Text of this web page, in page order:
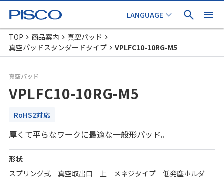
TOP 商品案内
真空パッド
真空パッドスタンダードタイプ
VPLFC10-10RG-M5
真空パッド
VPLFC10-10RG-M5
RoHS2対応
厚くて平らなワークに最適な一般形パッド。
形状
スプリング式 真空取出口 上 メネジタイプ 低発塵ホルダ